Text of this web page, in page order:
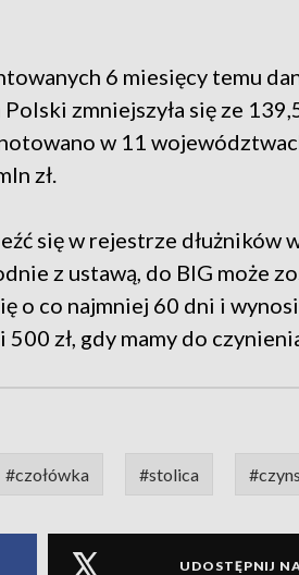
6 miesięcy temu
zmniejszyła się ze
w 11
zł.
się w rejestrze dłużników
z ustawą, do BIG może
o co najmniej 60 dni i
zł, gdy mamy do
#czołówka #stolica
UDOSTĘPNIJ